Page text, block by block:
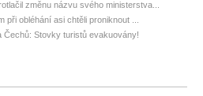
změnu názvu svého ministerstva...
obléhání asi chtěli proniknout ...
Čechů: Stovky turistů evakuovány!